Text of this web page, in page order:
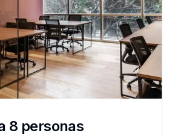
8 personas